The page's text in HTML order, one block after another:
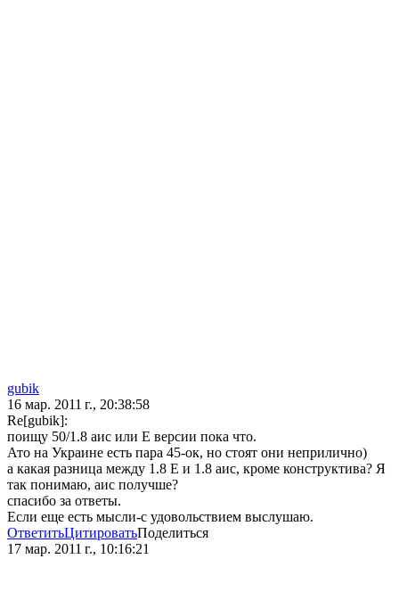
gubik
16 мар. 2011 г., 20:38:58
Re[gubik]:
поищу 50/1.8 аис или Е версии пока что.
Ато на Украине есть пара 45-ок, но стоят они неприлично)
а какая разница между 1.8 Е и 1.8 аис, кроме конструктива? Я
так понимаю, аис получше?
спасибо за ответы.
Если еще есть мысли-с удовольствием выслушаю.
ОтветитьЦитироватьПоделиться
17 мар. 2011 г., 10:16:21